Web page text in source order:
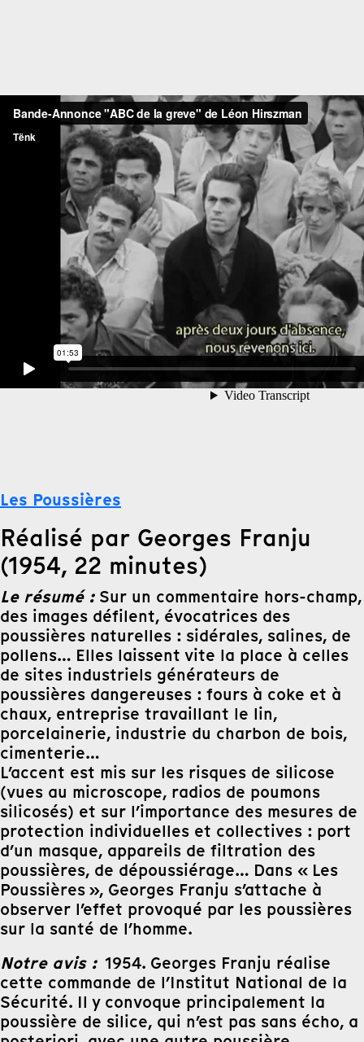
Les Poussières
Réalisé par Georges Franju
(1954, 22 minutes)
Le résumé :Sur un commentaire hors-champ,
des images défilent, évocatrices des
poussières naturelles : sidérales, salines, de
pollens… Elles laissent vite la place à celles
de sites industriels générateurs de
poussières dangereuses : fours à coke et à
chaux, entreprise travaillant le lin,
porcelainerie, industrie du charbon de bois,
cimenterie…
L’accent est mis sur les risques de silicose
(vues au microscope, radios de poumons
silicosés) et sur l’importance des mesures de
protection individuelles et collectives : port
d’un masque, appareils de filtration des
poussières, de dépoussiérage… Dans « Les
Poussières », Georges Franju s’attache à
observer l’effet provoqué par les poussières
sur la santé de l’homme.
Notre avis : 1954. Georges Franju réalise
cette commande de l’Institut National de la
Sécurité. Il y convoque principalement la
poussière de silice, qui n’est pas sans écho, a